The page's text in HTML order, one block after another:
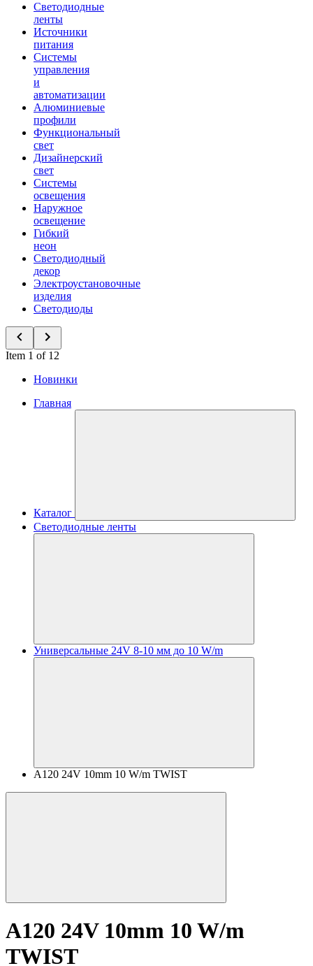
Светодиодные
ленты
Источники
питания
Системы
управления
и
автоматизации
Алюминиевые
профили
Функциональный
свет
Дизайнерский
свет
Системы
освещения
Наружное
освещение
Гибкий
неон
Светодиодный
декор
Электроустановочные
изделия
Светодиоды
Item 1 of 12
Новинки
Главная
Каталог
Светодиодные ленты
Универсальные 24V 8-10 мм до 10 W/m
A120 24V 10mm 10 W/m TWIST
A120 24V 10mm 10 W/m
TWIST